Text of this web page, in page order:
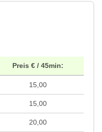
Preis € / 45min:
15,00
15,00
20,00